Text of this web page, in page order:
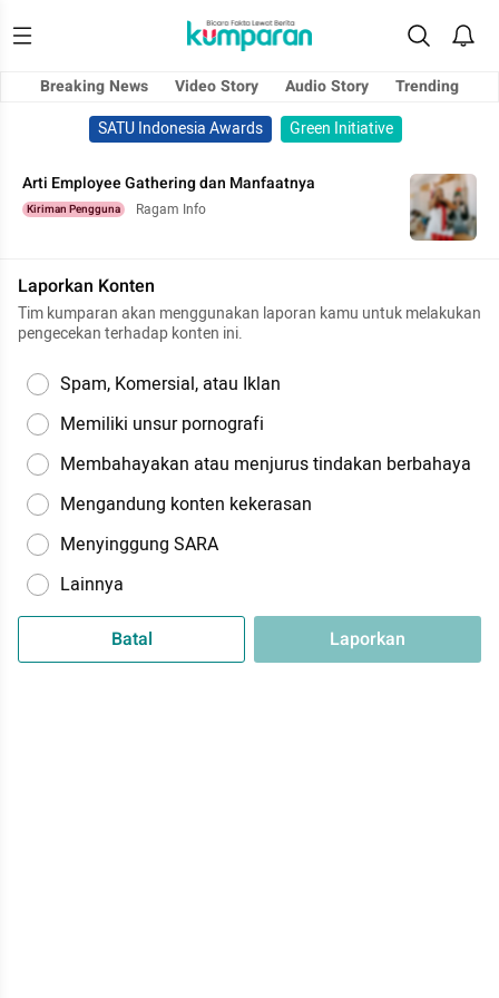
Breaking News Video Story Audio Story
Trending
SATU Indonesia Awards
Green Initiative
Arti Employee Gathering dan Manfaatnya
Kiriman Pengguna Ragam Info
Laporkan Konten
Tim kumparan akan menggunakan laporan kamu untuk melakukan
pengecekan terhadap konten ini.
Spam, Komersial, atau Iklan
Memiliki unsur pornografi
Membahayakan atau menjurus tindakan berbahaya
Mengandung konten kekerasan
Menyinggung SARA
Lainnya
Batal Laporkan